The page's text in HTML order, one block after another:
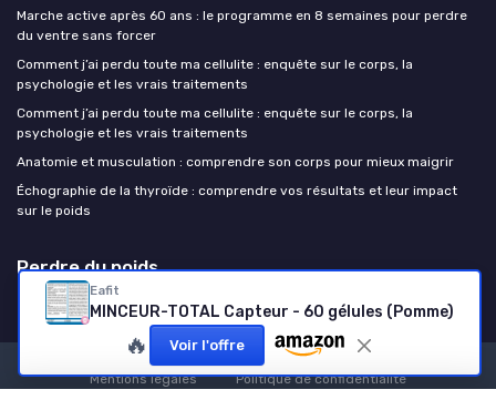
Eafit
MINCEUR-TOTAL Capteur - 60 gélules (Pomme)
🔥 Voir l'offre
Marche active après 60 ans : le programme en 8 semaines pour perdre
du ventre sans forcer
Comment j’ai perdu toute ma cellulite : enquête sur le corps, la
psychologie et les vrais traitements
Comment j’ai perdu toute ma cellulite : enquête sur le corps, la
psychologie et les vrais traitements
Anatomie et musculation : comprendre son corps pour mieux maigrir
Échographie de la thyroïde : comprendre vos résultats et leur impact
sur le poids
Perdre du poids
Mentions légales
Politique de confidentialité